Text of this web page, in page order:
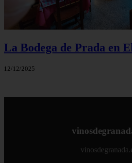
La Bodega de Prada en
12/12/2025